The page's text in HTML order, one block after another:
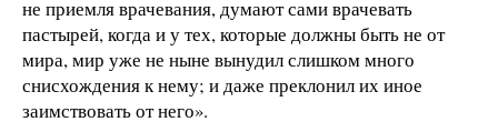
не приемля врачевания, думают сами врачевать
пастырей, когда и у тех, которые должны быть не от
мира, мир уже не ныне вынудил слишком много
снисхождения к нему; и даже преклонил их иное
заимствовать от него».